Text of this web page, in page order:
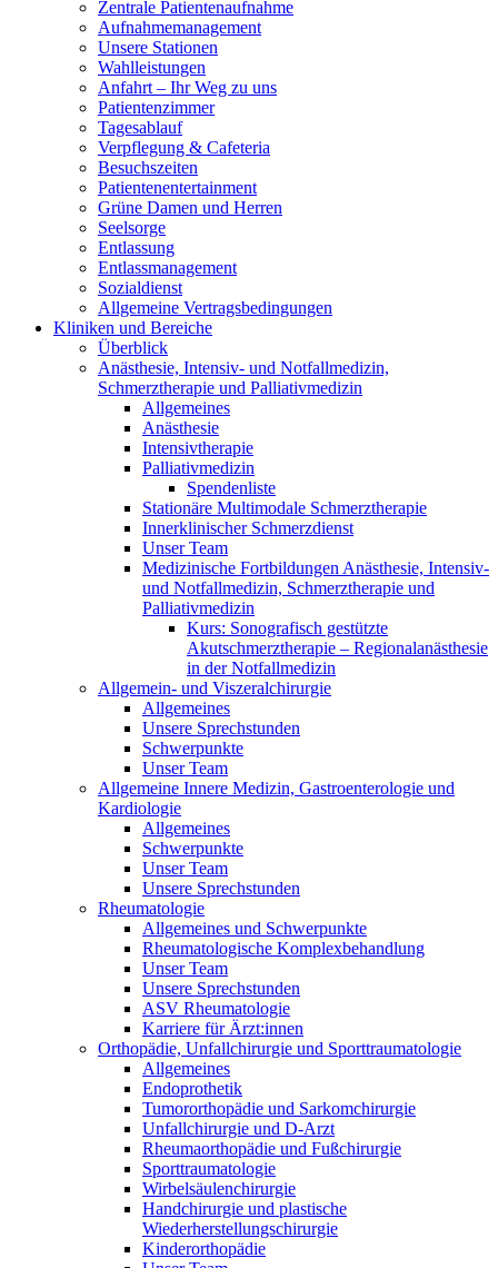
Zentrale Patientenaufnahme
Aufnahmemanagement
Unsere Stationen
Wahlleistungen
Anfahrt – Ihr Weg zu uns
Patientenzimmer
Tagesablauf
Verpflegung & Cafeteria
Besuchszeiten
Patientenentertainment
Grüne Damen und Herren
Seelsorge
Entlassung
Entlassmanagement
Sozialdienst
Allgemeine Vertragsbedingungen
Kliniken und Bereiche
Überblick
Anästhesie, Intensiv- und Notfallmedizin,
Schmerztherapie und Palliativmedizin
Allgemeines
Anästhesie
Intensivtherapie
Palliativmedizin
Spendenliste
Stationäre Multimodale Schmerztherapie
Innerklinischer Schmerzdienst
Unser Team
Medizinische Fortbildungen Anästhesie, Intensiv-
und Notfallmedizin, Schmerztherapie und
Palliativmedizin
Kurs: Sonografisch gestützte
Akutschmerztherapie – Regionalanästhesie
in der Notfallmedizin
Allgemein- und Viszeralchirurgie
Allgemeines
Unsere Sprechstunden
Schwerpunkte
Unser Team
Allgemeine Innere Medizin, Gastroenterologie und
Kardiologie
Allgemeines
Schwerpunkte
Unser Team
Unsere Sprechstunden
Rheumatologie
Allgemeines und Schwerpunkte
Rheumatologische Komplexbehandlung
Unser Team
Unsere Sprechstunden
ASV Rheumatologie
Karriere für Ärzt:innen
Orthopädie, Unfallchirurgie und Sporttraumatologie
Allgemeines
Endoprothetik
Tumororthopädie und Sarkomchirurgie
Unfallchirurgie und D-Arzt
Rheumaorthopädie und Fußchirurgie
Sporttraumatologie
Wirbelsäulenchirurgie
Handchirurgie und plastische
Wiederherstellungschirurgie
Kinderorthopädie